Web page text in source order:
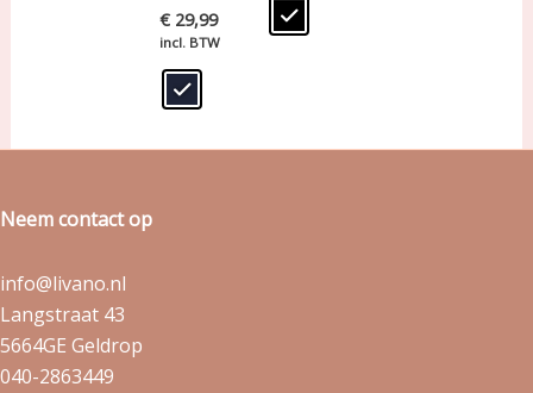
€29,99
incl. BTW
Neem contact op
info@livano.nl
Langstraat 43
5664GE Geldrop
040-2863449